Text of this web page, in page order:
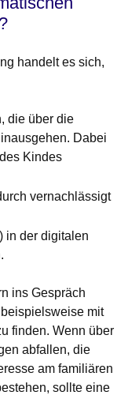
handelt es sich,
die über die
Dabei
Kindes
vernachlässigt
in der digitalen
ins Gespräch
mit
finden. Wenn über
abfallen, die
am familiären
sollte eine